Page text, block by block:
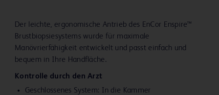
Der leichte, ergonomische Antrieb des EnCor Enspire™
Brustbiopsiesystems wurde für maximale
Manövrierfähigkeit entwickelt und passt einfach und
bequem in Ihre Handfläche.
Kontrolle durch den Arzt
Geschlossenes System: In die Kammer